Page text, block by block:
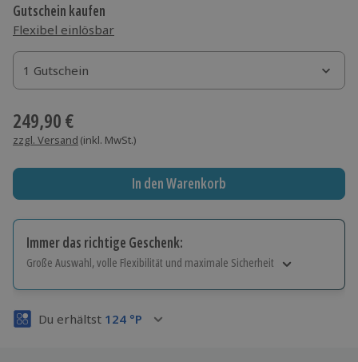
Gutschein kaufen
Flexibel einlösbar
1 Gutschein
1 Gutschein
1 Gutschein
249,90 €
zzgl. Versand (inkl. MwSt.)
In den Warenkorb
Immer das richtige Geschenk:
Große Auswahl, volle Flexibilität und maximale Sicherheit
Volle Flexibilität
Du erhältst 124 °P